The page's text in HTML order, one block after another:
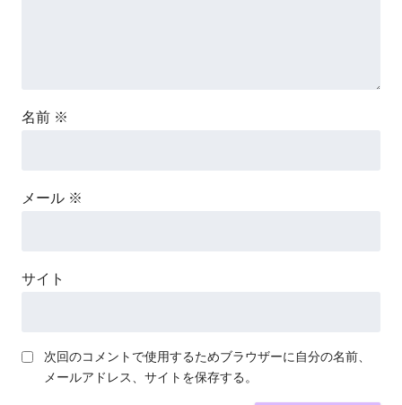
名前 ※
メール ※
サイト
次回のコメントで使用するためブラウザーに自分の名前、
メールアドレス、サイトを保存する。